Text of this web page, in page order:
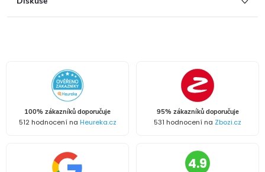
100% zákazníků doporučuje
512 hodnocení na Heureka.cz
95% zákazníků doporučuje
531 hodnocení na Zbozi.cz
4.9